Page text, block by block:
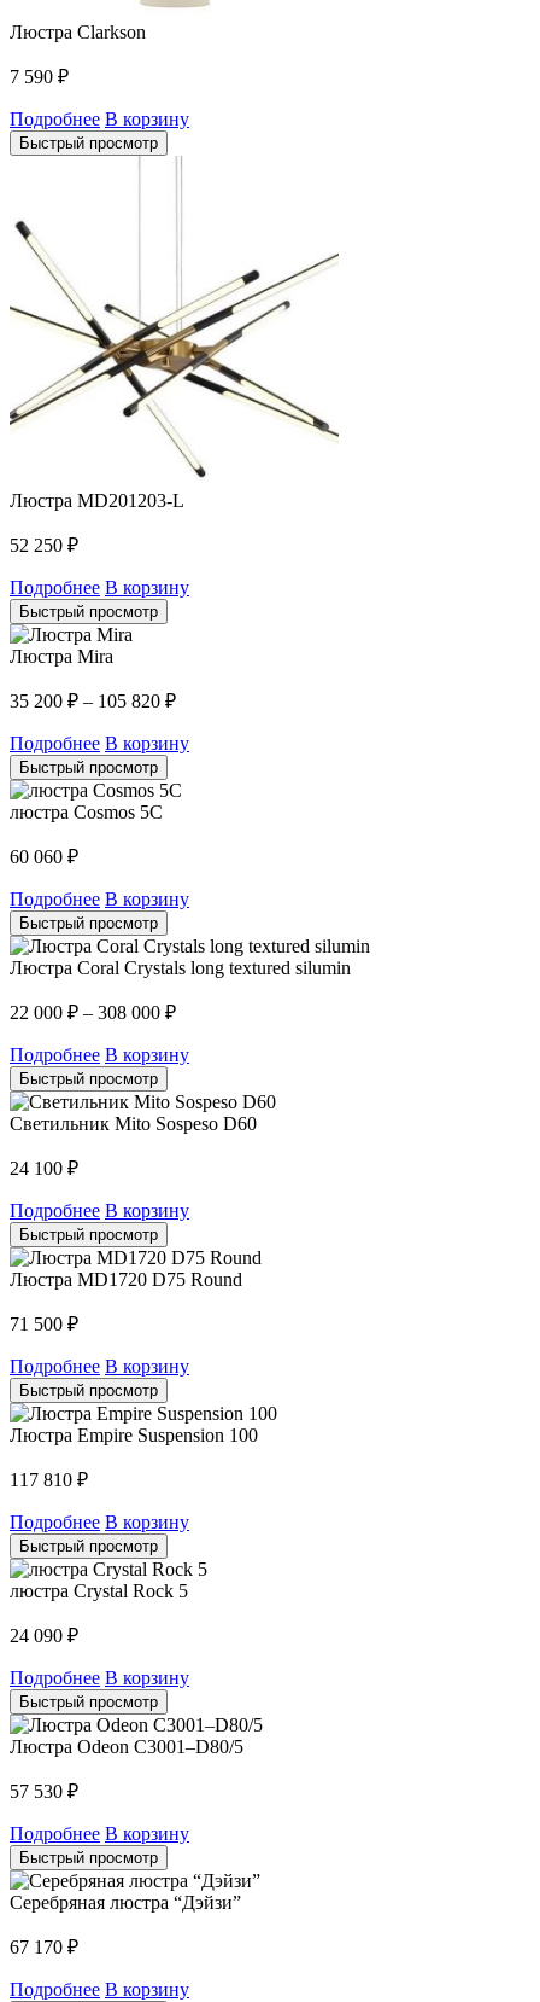
Люстра Clarkson
7 590 ₽
Подробнее В корзину
Быстрый просмотр
Люстра MD201203-L
52 250 ₽
Подробнее В корзину
Быстрый просмотр
Люстра Mira
35 200 ₽ – 105 820 ₽
Подробнее В корзину
Быстрый просмотр
люстра Cosmos 5C
60 060 ₽
Подробнее В корзину
Быстрый просмотр
Люстра Coral Crystals long textured silumin
22 000 ₽ – 308 000 ₽
Подробнее В корзину
Быстрый просмотр
Светильник Mito Sospeso D60
24 100 ₽
Подробнее В корзину
Быстрый просмотр
Люстра MD1720 D75 Round
71 500 ₽
Подробнее В корзину
Быстрый просмотр
Люстра Empire Suspension 100
117 810 ₽
Подробнее В корзину
Быстрый просмотр
люстра Crystal Rock 5
24 090 ₽
Подробнее В корзину
Быстрый просмотр
Люстра Odeon C3001–D80/5
57 530 ₽
Подробнее В корзину
Быстрый просмотр
Серебряная люстра “Дэйзи”
67 170 ₽
Подробнее В корзину